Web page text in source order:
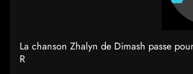
La chanson Zhalyn de Dimash passe
R